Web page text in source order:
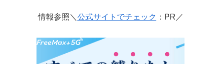
情報参照＼ 公式サイトでチェック ：PR／